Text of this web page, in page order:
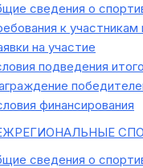
сведения о
к участникам
на участие
подведения
финансирования
сведения о